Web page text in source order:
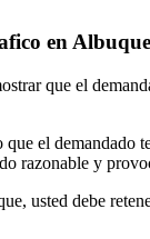
en
que el
el
razonable y
usted debe